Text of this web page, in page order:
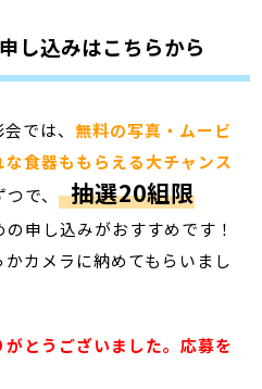
し込みはこちらから
では、 無料の写真・ムービ
な食器ももらえる大チャンス
つで、 抽選20組限
申し込みがおすすめです！
カメラに納めてもらいまし
とうございました。応募を